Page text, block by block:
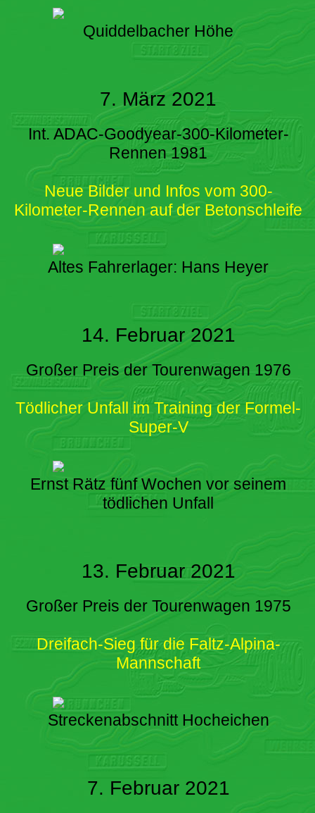
Quiddelbacher Höhe
7. März 2021
Int. ADAC-Goodyear-300-Kilometer-
Rennen 1981
Neue Bilder und Infos vom 300-
Kilometer-Rennen auf der Betonschleife
Altes Fahrerlager: Hans Heyer
14. Februar 2021
Großer Preis der Tourenwagen 1976
Tödlicher Unfall im Training der Formel-
Super-V
Ernst Rätz fünf Wochen vor seinem
tödlichen Unfall
13. Februar 2021
Großer Preis der Tourenwagen 1975
Dreifach-Sieg für die Faltz-Alpina-
Mannschaft
Streckenabschnitt Hocheichen
7. Februar 2021